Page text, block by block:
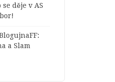
se děje v AS
:
a Slam